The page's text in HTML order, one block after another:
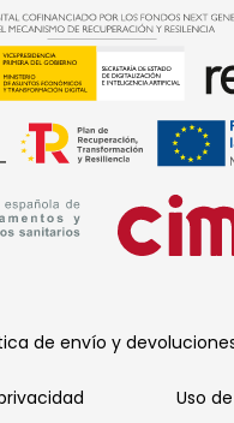
de envío y
Uso